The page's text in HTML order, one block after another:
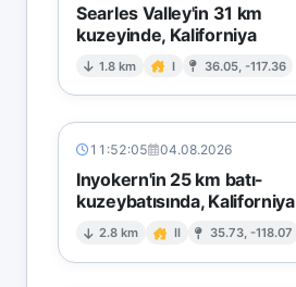
Searles Valley'in 31 km
kuzeyinde, Kaliforniya
1.8 km I 36.05, -117.36
11:52:05 04.08.2026
Inyokern'in 25 km batı-
kuzeybatısında, Kaliforniya
2.8 km II 35.73, -118.07